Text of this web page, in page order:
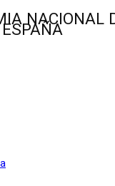
NACIONAL